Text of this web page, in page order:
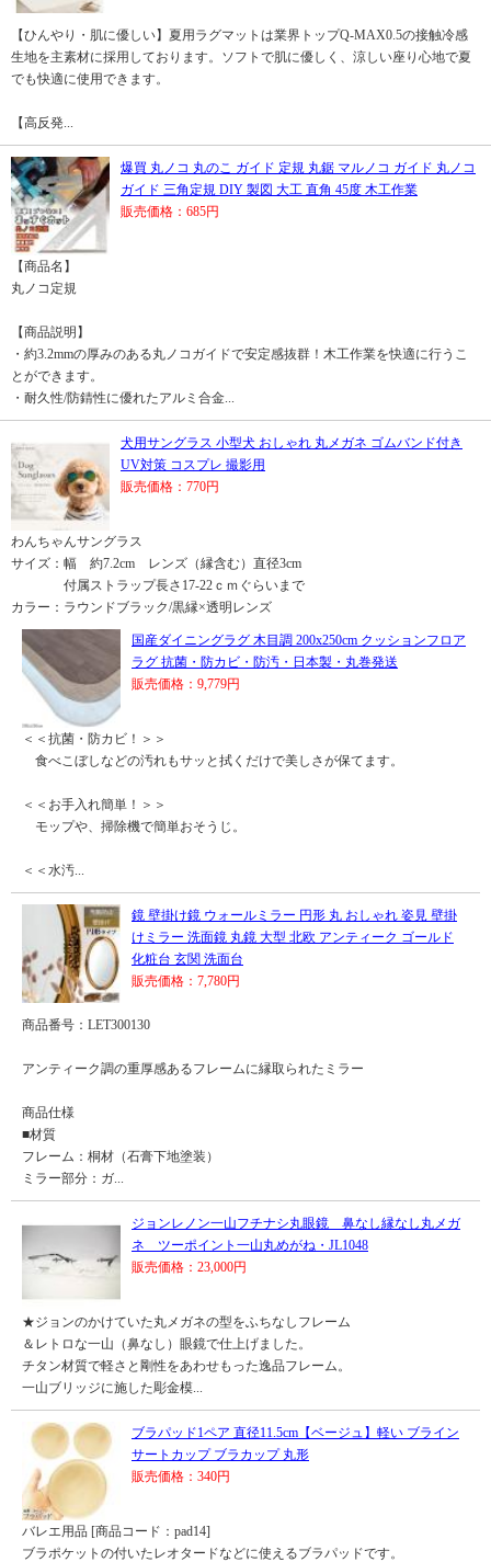
【ひんやり・肌に優しい】夏用ラグマットは業界トップQ-MAX0.5の接触冷感
生地を主素材に採用しております。ソフトで肌に優しく、涼しい座り心地で夏
でも快適に使用できます。
【高反発...
爆買 丸ノコ 丸のこ ガイド 定規 丸鋸 マルノコ ガイド 丸ノコ
ガイド 三角定規 DIY 製図 大工 直角 45度 木工作業
販売価格：685円
【商品名】
丸ノコ定規
【商品説明】
・約3.2mmの厚みのある丸ノコガイドで安定感抜群！木工作業を快適に行うこ
とができます。
・耐久性/防錆性に優れたアルミ合金...
犬用サングラス 小型犬 おしゃれ 丸メガネ ゴムバンド付き
UV対策 コスプレ 撮影用
販売価格：770円
わんちゃんサングラス
サイズ：幅 約7.2cm レンズ（縁含む）直径3cm
付属ストラップ長さ17-22ｃｍぐらいまで
カラー：ラウンドブラック/黒縁×透明レンズ
国産ダイニングラグ 木目調 200x250cm クッションフロア
ラグ 抗菌・防カビ・防汚・日本製・丸巻発送
販売価格：9,779円
＜＜抗菌・防カビ！＞＞
食べこぼしなどの汚れもサッと拭くだけで美しさが保てます。
＜＜お手入れ簡単！＞＞
モップや、掃除機で簡単おそうじ。
＜＜水汚...
鏡 壁掛け鏡 ウォールミラー 円形 丸 おしゃれ 姿見 壁掛
けミラー 洗面鏡 丸鏡 大型 北欧 アンティーク ゴールド
化粧台 玄関 洗面台
販売価格：7,780円
商品番号：LET300130
アンティーク調の重厚感あるフレームに縁取られたミラー
商品仕様
■材質
フレーム：桐材（石膏下地塗装）
ミラー部分：ガ...
ジョンレノン一山フチナシ丸眼鏡 鼻なし縁なし丸メガ
ネ ツーポイント一山丸めがね・JL1048
販売価格：23,000円
★ジョンのかけていた丸メガネの型をふちなしフレーム
＆レトロな一山（鼻なし）眼鏡で仕上げました。
チタン材質で軽さと剛性をあわせもった逸品フレーム。
一山ブリッジに施した彫金模...
ブラパッド1ペア 直径11.5cm【ベージュ】軽い ブライン
サートカップ ブラカップ 丸形
販売価格：340円
バレエ用品 [商品コード：pad14]
ブラポケットの付いたレオタードなどに使えるブラパッドです。